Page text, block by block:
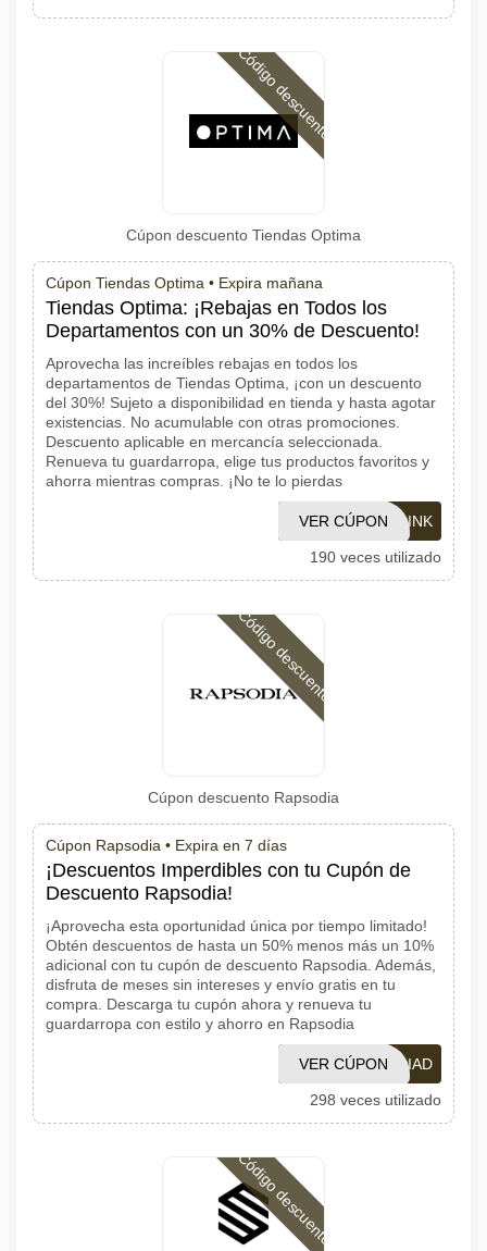
Código descuento
Cúpon descuento Tiendas Optima
Cúpon Tiendas Optima • Expira mañana
Tiendas Optima: ¡Rebajas en Todos los
Departamentos con un 30% de Descuento!
Aprovecha las increíbles rebajas en todos los
departamentos de Tiendas Optima, ¡con un descuento
del 30%! Sujeto a disponibilidad en tienda y hasta agotar
existencias. No acumulable con otras promociones.
Descuento aplicable en mercancía seleccionada.
Renueva tu guardarropa, elige tus productos favoritos y
ahorra mientras compras. ¡No te lo pierdas
LINK
VER CÚPON
190 veces utilizado
Código descuento
Cúpon descuento Rapsodia
Cúpon Rapsodia • Expira en 7 días
¡Descuentos Imperdibles con tu Cupón de
Descuento Rapsodia!
¡Aprovecha esta oportunidad única por tiempo limitado!
Obtén descuentos de hasta un 50% menos más un 10%
adicional con tu cupón de descuento Rapsodia. Además,
disfruta de meses sin intereses y envío gratis en tu
compra. Descarga tu cupón ahora y renueva tu
guardarropa con estilo y ahorro en Rapsodia
RAPSODIAD
VER CÚPON
298 veces utilizado
Código descuento